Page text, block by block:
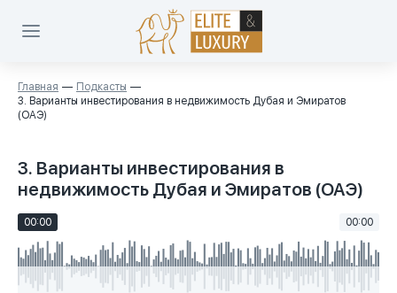
Главная
Подкасты
3. Варианты инвестирования в недвижимость Дубая и Эмиратов
(ОАЭ)
3. Варианты инвестирования в
недвижимость Дубая и Эмиратов (ОАЭ)
00:00 00:00